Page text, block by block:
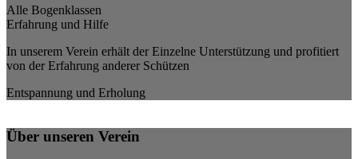
Alle Bogenklassen
Erfahrung und Hilfe
In unserem Verein erhält der Einzelne Unterstützung und profitiert
von der Erfahrung anderer Schützen
Entspannung und Erholung
Über unseren Verein